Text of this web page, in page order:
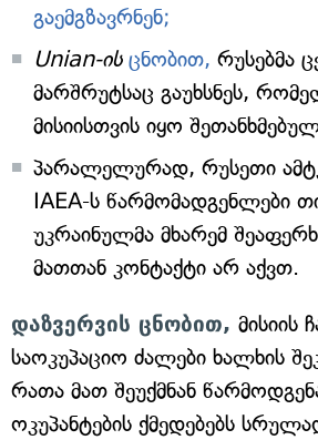
გაემგზავრნენ;
Unian-ის ცნობით, რუსებმა
მარშრუტსაც გაუხსნეს,
მისიისთვის იყო
პარალელურად, რუსეთი
IAEA-ს წარმომადგენლები
უკრაინულმა მხარემ
მათთან კონტაქტი არ აქვთ.
დაზვერვის ცნობით, მისიის
საოკუპაციო ძალები ხალხის
რათა მათ შეუქმნან
ოკუპანტების ქმედებებს